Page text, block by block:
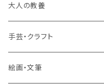
旅行業務取扱管理者講座
その他 旅行・流通
大人の教養
手芸・クラフト
絵画・文筆